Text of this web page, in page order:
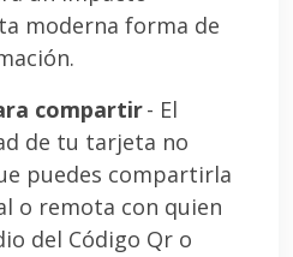
moderna forma de
compartir- El
de tu tarjeta no
puedes compartirla
o remota con quien
del Código Qr o